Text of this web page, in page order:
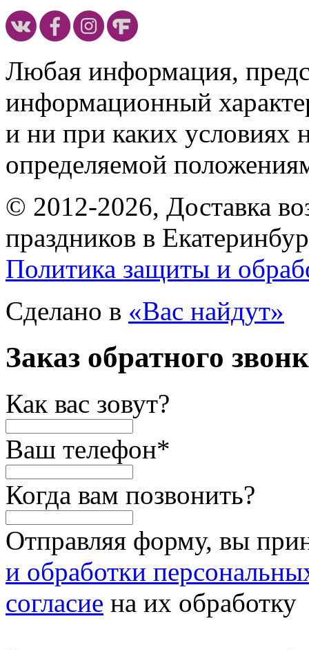
Любая информация,
информационный
и ни при каких условиях
определяемой
© 2012-2026, Доставка
праздников в
Политика защиты и
Сделано в «Вас найдут»
Заказ обратного
Как вас зовут?
Ваш телефон*
Когда вам позвонить?
Отправляя форму, вы
и обработки
согласие на их обработку